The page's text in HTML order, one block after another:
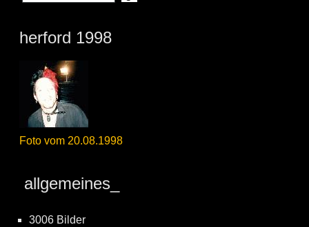
herford 1998
Foto vom 20.08.1998
allgemeines_
3006 Bilder